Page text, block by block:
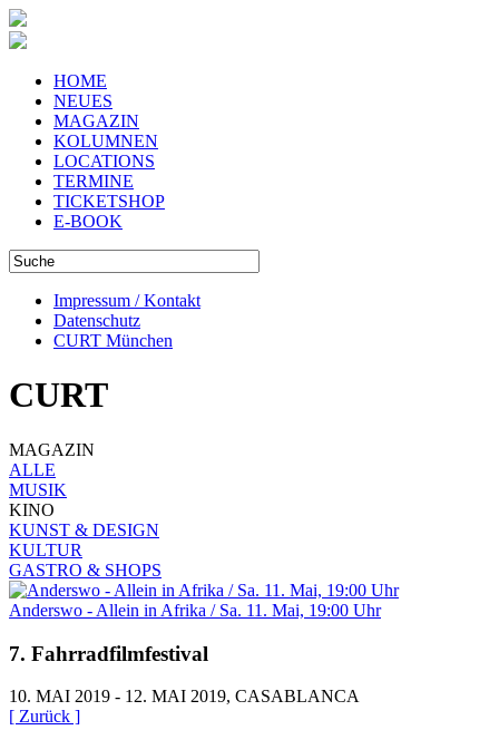
HOME
NEUES
MAGAZIN
KOLUMNEN
LOCATIONS
TERMINE
TICKETSHOP
E-BOOK
Impressum / Kontakt
Datenschutz
CURT München
CURT
MAGAZIN
ALLE
MUSIK
KINO
KUNST & DESIGN
KULTUR
GASTRO & SHOPS
Anderswo - Allein in Afrika / Sa. 11. Mai, 19:00 Uhr
7. Fahrradfilmfestival
10. MAI 2019 - 12. MAI 2019, CASABLANCA
[ Zurück ]